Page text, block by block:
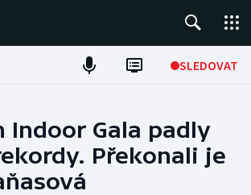
SLEDOVAT
Indoor Gala padly
Překonali je